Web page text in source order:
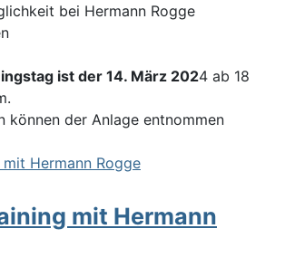
bei Hermann Rogge
ist der 14. März 2024 ab 18
können der Anlage entnommen
Hermann Rogge
mit Hermann